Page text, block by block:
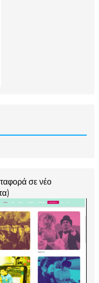
σε νέο